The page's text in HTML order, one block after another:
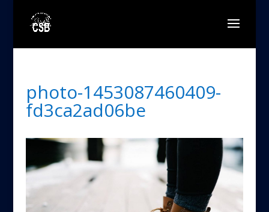
photo-1453087460409-
fd3ca2ad06be